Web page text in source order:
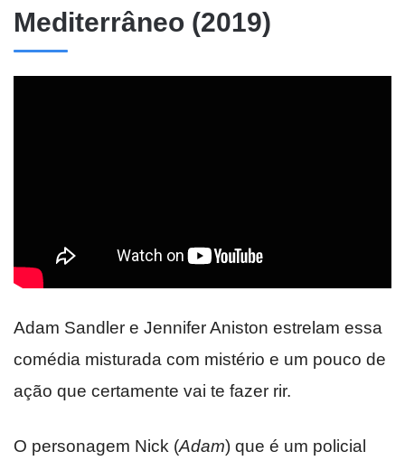
Mediterrâneo (2019)
Adam Sandler e Jennifer Aniston estrelam essa
comédia misturada com mistério e um pouco de
ação que certamente vai te fazer rir.
O personagem Nick (Adam) que é um policial